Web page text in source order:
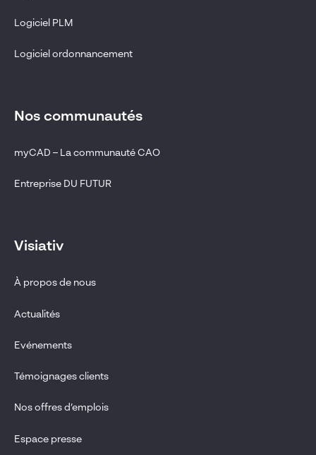
Logiciel PLM
Logiciel ordonnancement
Nos communautés
myCAD – La communauté CAO
Entreprise DU FUTUR
Visiativ
À propos de nous
Actualités
Evénements
Témoignages clients
Nos offres d’emplois
Espace presse